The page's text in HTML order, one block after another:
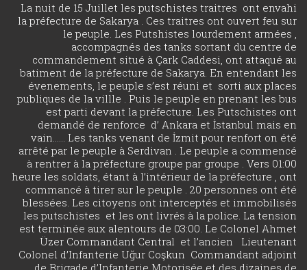
La nuit de 15 Juillet les putschistes traitres ont envahi
la préfecture de Sakarya . Ces traitres ont ouvert feu sur
le peuple. Les Putshistes lourdement armées ,
accompagnés des tanks sortant du centre de
commandement situé à Çark Caddesi, ont attaqué au
batiment de la préfecture de Sakarya. En entendant les
évenements, le peuple s’est réuni et sorti aux places
publiques de la villle . Puis le peuple en prenant les bus
est parti devant la préfecture. Les Putschistes ont
demandé de renforce d’ Ankara et İstanbul mais en
vain…… Les tanks venant de İzmit pour renfort on été
arrêté par le peuple à Serdivan . Le peuple a commencé
à rentrer à la préfecture groupe par groupe . Vers 01:00
heure les soldats, étant à l’intérieur de la préfecture , ont
commancé à tirer sur le peuple . 20 personnes ont été
blessées. Les citoyens ont interceptés et immobilisés
les putschistes et les ont livrés à la police. La tension
est terminée aux alentours de 03:00. Le Colonel Ahmet
Üzer Commandant Central et l’ancien Lieutenant
Colonel d’Infanterie Uğur Coşkun Commandant adjoint
de Brigade d’Infanterie Motorisée et des dizaines de